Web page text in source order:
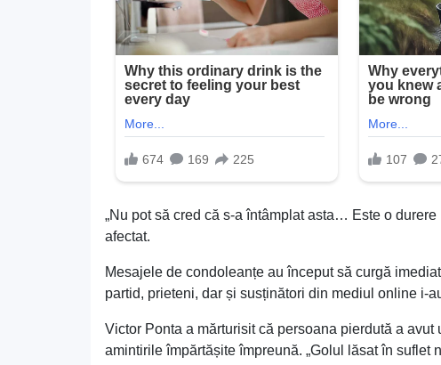
„Nu pot să cred că s-a întâmplat asta… Este o
afectat.
Mesajele de condoleanțe au început să curgă
partid, prieteni, dar și susținători din mediul online i-
Victor Ponta a mărturisit că persoana pierdută a
amintirile împărtășite împreună. „Golul lăsat în suflet